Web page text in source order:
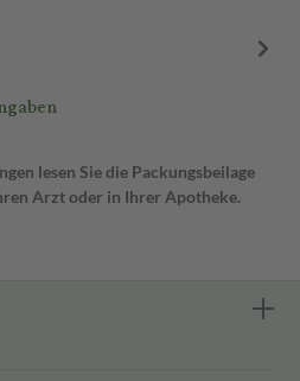
lesen Sie die Packungsbeilage
Arzt oder in Ihrer Apotheke.